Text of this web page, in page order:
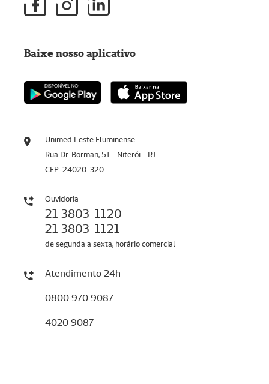
Unimed Leste Fluminense
Rua Dr. Borman, 51 - Niterói - RJ
CEP: 24020-320
Ouvidoria
21 3803-1120
21 3803-1121
de segunda a sexta, horário comercial
Atendimento 24h
0800 970 9087
4020 9087
Baixe nosso aplicativo